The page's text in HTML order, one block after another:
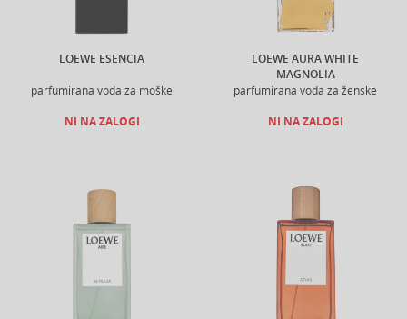
LOEWE ESENCIA
parfumirana voda za moške
NI NA ZALOGI
LOEWE AURA WHITE
MAGNOLIA
parfumirana voda za ženske
NI NA ZALOGI